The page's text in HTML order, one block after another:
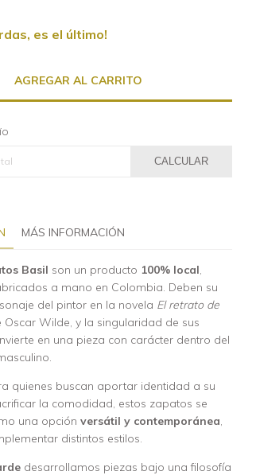
es el último!
CALCULAR
MÁS INFORMACIÓN
Basil son un producto 100% local,
a mano en Colombia. Deben su
del pintor en la novela El retrato de
Wilde, y la singularidad de sus
en una pieza con carácter dentro del
quienes buscan aportar identidad a su
la comodidad, estos zapatos se
una opción versátil y contemporánea,
distintos estilos.
desarrollamos piezas bajo una filosofía